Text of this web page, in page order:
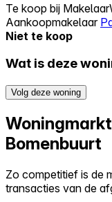
Te koop bij
Aankoopmakelaar
Niet te koop
Wat is deze
Volg deze woning
Bomenbuurt
Zo competitief is de
transacties van de